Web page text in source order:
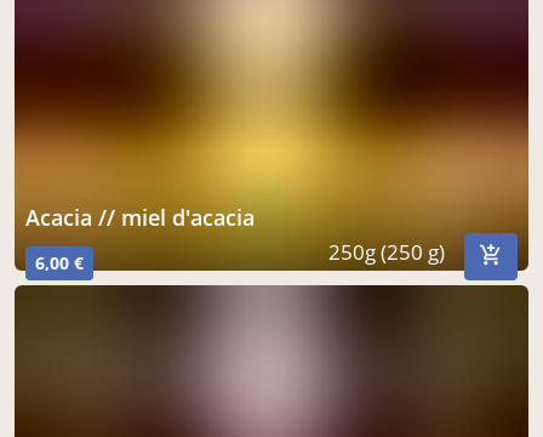
acacia // miel d'acacia
6,00 € 250g (250 g)